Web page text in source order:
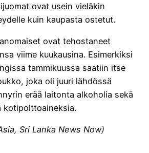
ovat usein vieläkin
kuin kaupasta ostetut.
ovat tehostaneet
viime kuukausina. Esimerkiksi
tammikuussa saatiin itse
joka oli juuri lähdössä
erää laitonta alkoholia sekä
kotipolttoaineksia.
Sri Lanka News Now)